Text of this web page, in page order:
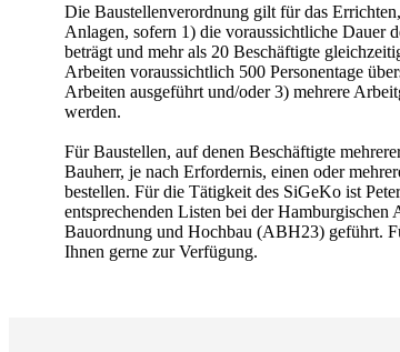
Die Baustellenverordnung gilt für das
Anlagen, sofern 1) die voraussichtliche Dauer
beträgt und mehr als 20 Beschäftigte
Arbeiten voraussichtlich 500 Personentage
Arbeiten ausgeführt und/oder 3) mehrere
werden.
Für Baustellen, auf denen Beschäftigte
Bauherr, je nach Erfordernis, einen oder
bestellen. Für die Tätigkeit des SiGeKo ist
entsprechenden Listen bei der
Bauordnung und Hochbau (ABH23) geführt.
Ihnen gerne zur Verfügung.